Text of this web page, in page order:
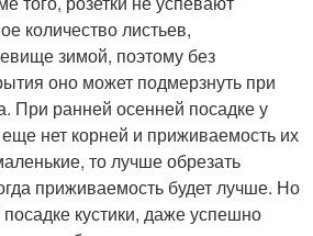
количество листьев,
зимой, поэтому без
оно может подмерзнуть при
При ранней осенней посадке у
еще нет корней и приживаемость их
то лучше обрезать
приживаемость будет лучше. Но
кустики, даже успешно